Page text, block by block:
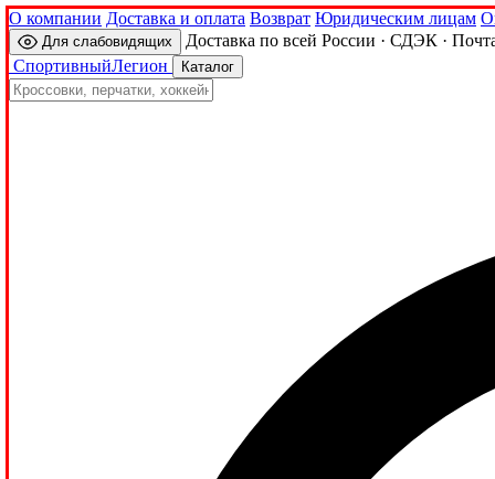
О компании Доставка и оплата Возврат Юридическим лицам
Для слабовидящих
Доставка по всей России · СДЭК ·
СпортивныйЛегион Каталог